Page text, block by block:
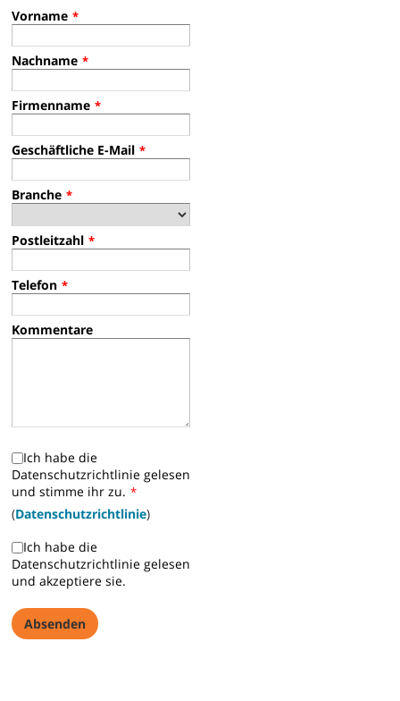
Vorname *
Nachname *
Firmenname *
Geschäftliche E-Mail *
Branche *
Postleitzahl *
Telefon *
Kommentare
Ich habe die
Datenschutzrichtlinie gelesen
und stimme ihr zu. *
(Datenschutzrichtlinie)
Ich habe die
Datenschutzrichtlinie gelesen
und akzeptiere sie.